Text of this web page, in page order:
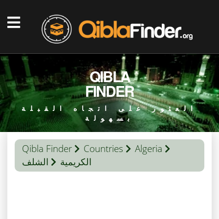
QIBLA
FINDER
العثور على اتجاه القبلة
بسهولة
Qibla Finder Countries
Algeria
الشلف
الكريمية